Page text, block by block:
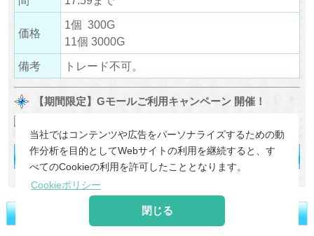
当社ではコンテンツや広告をパーソナライズするための動
作分析を目的としてWebサイトの利用を継続すると、す
べてのCookieの利用を許可したこととなります。
Cookieポリシー
閉じる
価格
1個 300G
11個 3000G
備考
トレード不可。
【期間限定】Gモールご利用キャンペーン 開催！